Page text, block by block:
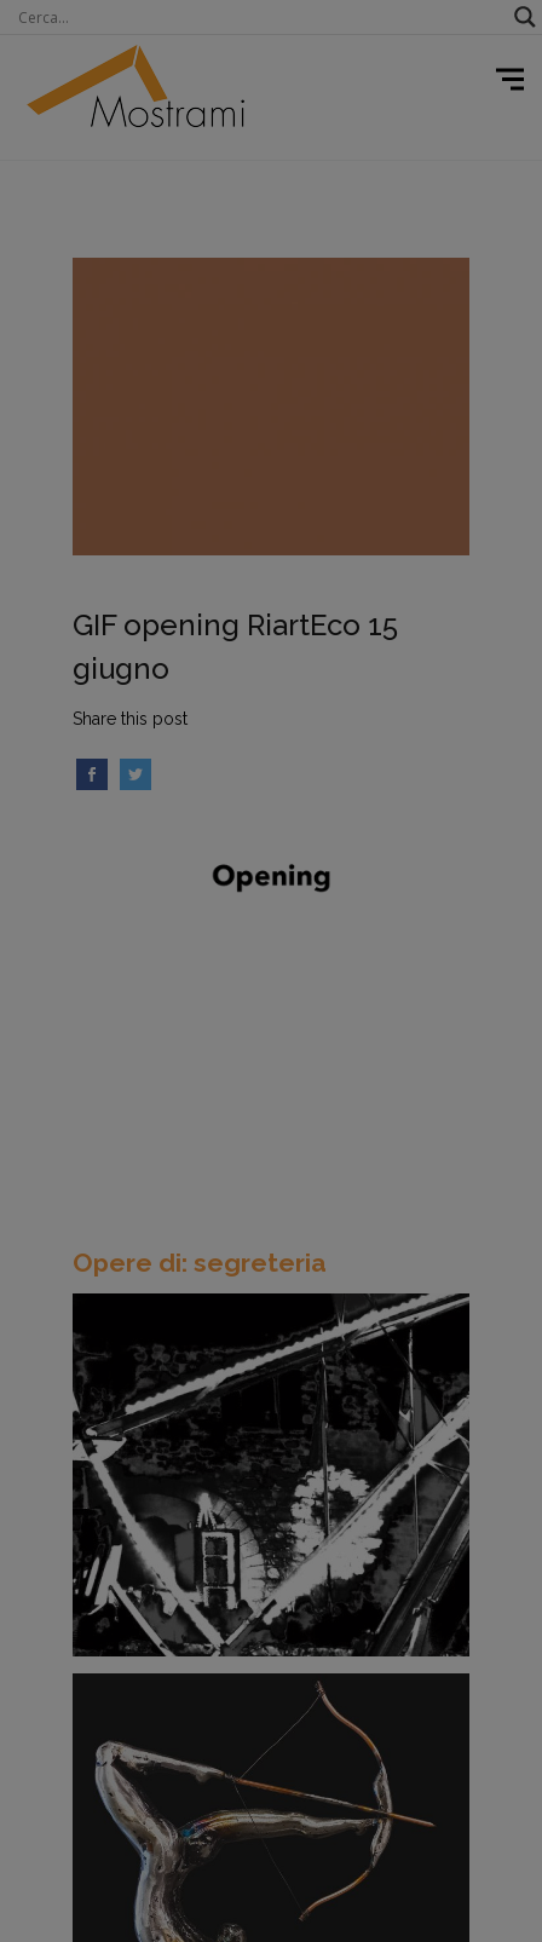
GIF opening RiartEco 15
giugno
Share this post
Opere di: segreteria